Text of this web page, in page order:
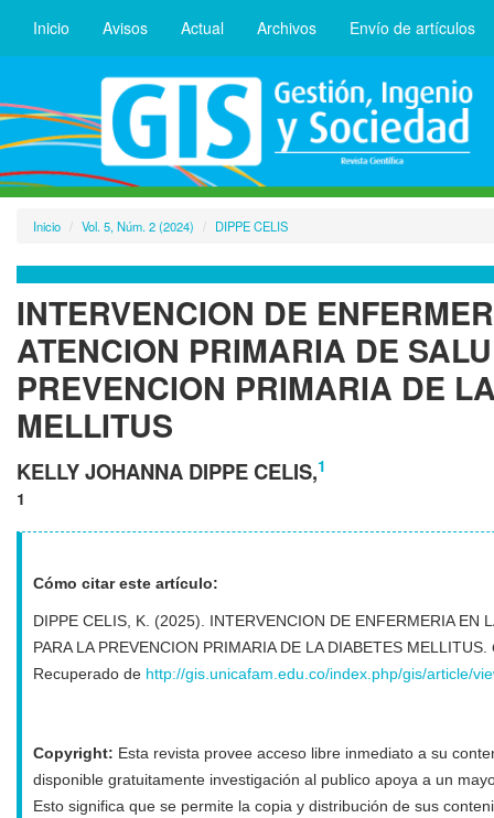
Inicio Avisos Actual Archivos Envío de artículos
Inicio Vol. 5, Núm. 2 (2024) DIPPE CELIS
INTERVENCION DE
ATENCION PRIMARIA DE
PREVENCION PRIMARIA DE
MELLITUS
KELLY JOHANNA DIPPE CELIS,1
1
Cómo citar este artículo:
DIPPE CELIS, K. (2025). INTERVENCION DE ENFERMERIA EN
PARA LA PREVENCION PRIMARIA DE LA DIABETES MELLITUS.
Recuperado de http://gis.unicafam.edu.co/index.php/gis/article/
Copyright: Esta revista provee acceso libre inmediato a su
disponible gratuitamente investigación al publico apoya a un
Esto significa que se permite la copia y distribución de sus